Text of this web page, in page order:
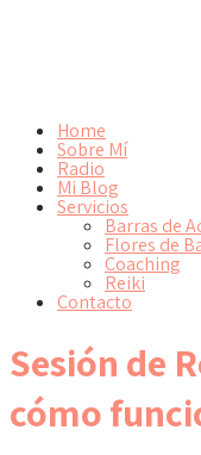
Home
Sobre Mí
Radio
Mi Blog
Servicios
Barras de
Flores de
Coaching
Reiki
Contacto
Sesión de
cómo